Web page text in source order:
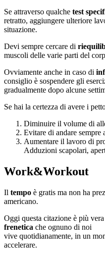
Se attraverso qualche test
retratto, aggiungere ulteriore
situazione.
Devi sempre cercare di
muscoli delle varie parti del
Ovviamente anche in caso di
consiglio è sospendere gli
gradualmente dopo alcune
Se hai la certezza di avere i
Diminuire il volume di
Evitare di andare sempre
Aumentare il lavoro di
Adduzioni scapolari,
Work&Workout
Il tempo è gratis ma non ha
americano.
Oggi questa citazione è più
frenetica che ognuno di noi
vive quotidianamente, in un
accelerare.